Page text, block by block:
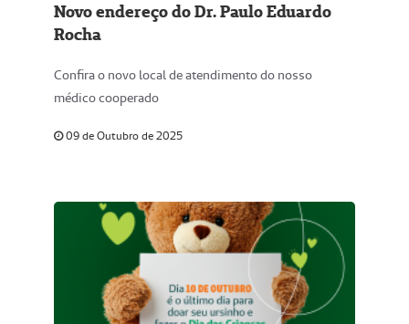
Novo endereço do Dr. Paulo Eduardo
Rocha
Confira o novo local de atendimento do nosso
médico cooperado
09 de Outubro de 2025